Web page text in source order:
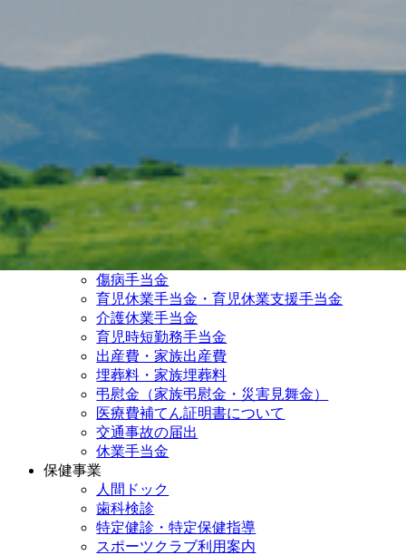
被扶養者・国民年金第3号
被保険者の届出
限度額適用認定証について
高額療養費制度
療養費・家族療養費
訪問看護療養費
家族訪問看護療養費
入院時食事療養費・移送費
保険外併用療養費
傷病手当金
育児休業手当金・育児休業支援手当金
介護休業手当金
育児時短勤務手当金
出産費・家族出産費
埋葬料・家族埋葬料
弔慰金（家族弔慰金・災害見舞金）
医療費補てん証明書について
交通事故の届出
休業手当金
保健事業
人間ドック
歯科検診
特定健診・特定保健指導
スポーツクラブ利用案内